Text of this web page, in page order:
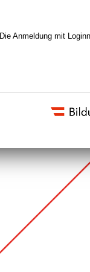
Die Anmeldung mit